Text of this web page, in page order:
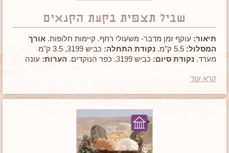
שביל תצפית בקעת הקנאים
תיאור: עוקף זמן מדבר- משעולי רחף. קיימות חלופות. אורך
המסלול:
נקודת התחלה:
כביש 3199, 3.5 ק"מ
מערד. נקודת סיום: כביש 3199, כפר הנוקדים. הערות: עונה
קרא עוד